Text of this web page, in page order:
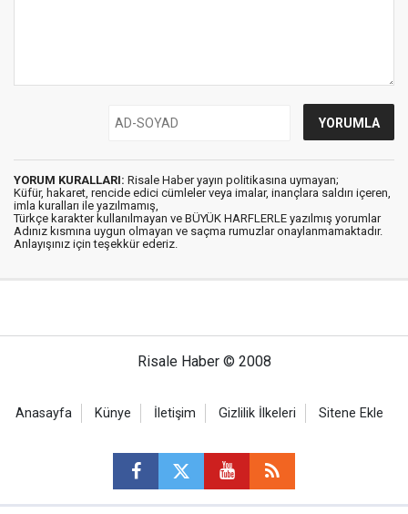
YORUM KURALLARI: Risale Haber yayın politikasına uymayan;
Küfür, hakaret, rencide edici cümleler veya imalar, inançlara saldırı içeren,
imla kuralları ile yazılmamış,
Türkçe karakter kullanılmayan ve BÜYÜK HARFLERLE yazılmış yorumlar
Adınız kısmına uygun olmayan ve saçma rumuzlar onaylanmamaktadır.
Anlayışınız için teşekkür ederiz.
Risale Haber © 2008
Anasayfa Künye İletişim Gizlilik İlkeleri Sitene Ekle